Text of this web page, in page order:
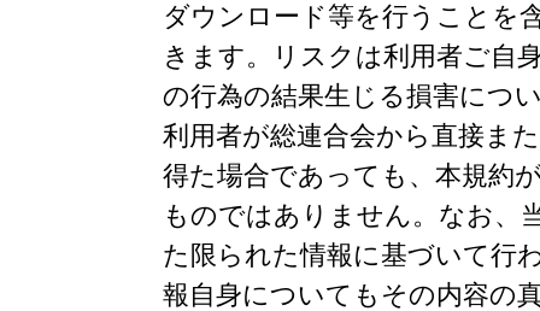
ダウンロード等を行うことを
きます。リスクは利用者ご自
の行為の結果生じる損害につ
利用者が総連合会から直接ま
得た場合であっても、本規約
ものではありません。なお、
た限られた情報に基づいて行
報自身についてもその内容の